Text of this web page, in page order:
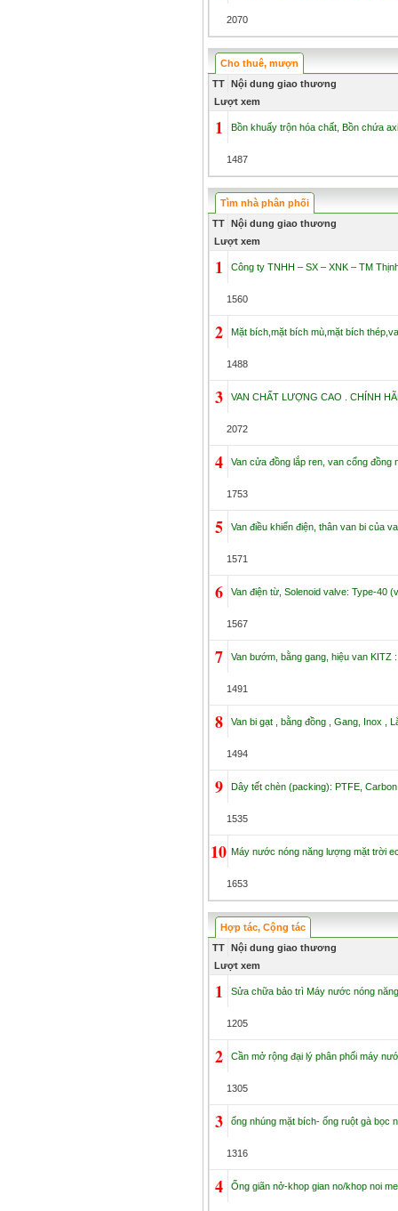
2070
Cho thuê, mượn
TT
Nội dung giao thương
Lượt xem
1 Bồn khuấy trộn hóa chất, Bồn chứa
1487
Tìm nhà phân phối
TT
Nội dung giao thương
Lượt xem
1 Công ty TNHH – SX – XNK – TM
1560
2 Mặt bích,mặt bích mù,mặt bích
1488
3 VAN CHẤT LƯỢNG CAO . CHÍNH
2072
4 Van cửa đồng lắp ren, van cổng đồng
1753
5 Van điều khiển điện, thân van bi của
1571
6 Van điện từ, Solenoid valve: Type-40
1567
7 Van bướm, bằng gang, hiệu van KITZ
1491
8 Van bi gạt , bằng đồng , Gang, Inox ,
1494
9 Dây tết chèn (packing): PTFE,
1535
10 Máy nước nóng năng lượng mặt trời
1653
Hợp tác, Cộng tác
TT
Nội dung giao thương
Lượt xem
1 Sửa chữa bảo trì Máy nước nóng
1205
2 Cần mở rộng đại lý phân phối máy
1305
3 ống nhúng mặt bích- ống ruột gà bọc
1316
4 Ống giãn nở-khop gian no/khop noi